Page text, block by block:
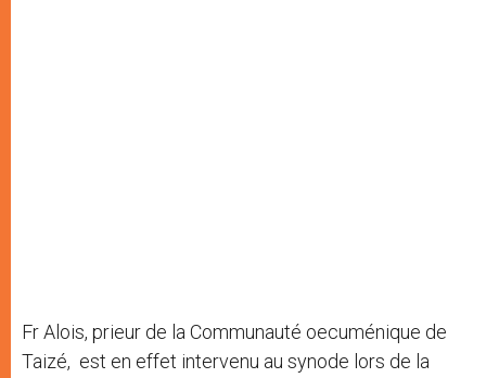
Fr Alois, prieur de la Communauté oecuménique de
Taizé, est en effet intervenu au synode lors de la